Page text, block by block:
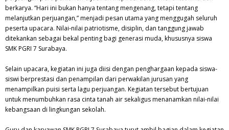
berkarya. “Hari ini bukan hanya tentang mengenang, tetapi tentang
melanjutkan perjuangan,” menjadi pesan utama yang menggugah seluruh
peserta upacara. Nilai-nilai patriotisme, disiplin, dan tanggung jawab
ditekankan sebagai bekal penting bagi generasi muda, khususnya siswa
SMK PGRI 7 Surabaya.
Selain upacara, kegiatan ini juga diisi dengan penghargaan kepada siswa-
siswi berprestasi dan penampilan dari perwakilan jurusan yang
menampilkan puisi serta lagu perjuangan. Kegiatan tersebut bertujuan
untuk menumbuhkan rasa cinta tanah air sekaligus menanamkan nilai-nilai
kebangsaan di lingkungan sekolah.